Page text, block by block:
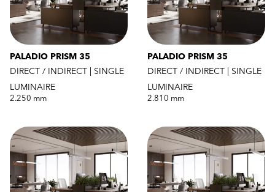
PALADIO PRISM 35
DIRECT / INDIRECT | SINGLE
LUMINAIRE
2.250 mm
PALADIO PRISM 35
DIRECT / INDIRECT | SINGLE
LUMINAIRE
2.810 mm